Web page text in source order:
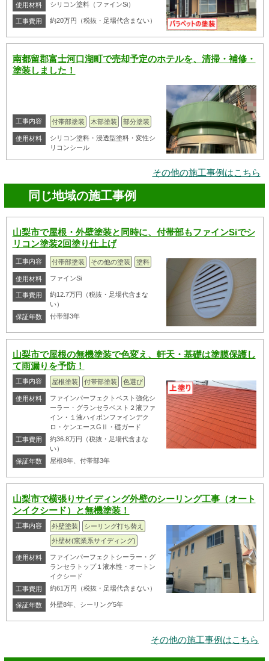
使用材料 シリコン塗料（ファインSi）
工事費用 約20万円（税抜・足場代含まない）
南都留郡富士河口湖町で売却予定のホテルを、清掃・補修・
塗装しました！
工事内容 付帯部塗装 木部塗装 部分塗装
使用材料
シリコン塗料・浸透型塗料・変性シ
リコンシール
その他の施工事例はこちら
同じ地域の施工事例
山梨市で屋根・外壁塗装と同時に、付帯部もファインSiでシ
リコン塗装2回塗り仕上げ
工事内容 付帯部塗装 その他の塗装 塗料
使用材料 ファインSi
工事費用
約12.7万円（税抜・足場代含まな
い）
保証年数
付帯部3年
山梨市で屋根の無機塗装で色変え、軒天・基礎は塗膜保護し
て雨漏りを予防！
工事内容 屋根塗装 付帯部塗装 色選び
使用材料
ファインパーフェクトベスト強化シ
ーラー・グランセラベスト２液ファ
イン・１液ハイポンファインデク
ロ・ケンエースGⅡ・礎ガード
工事費用
約36.8万円（税抜・足場代含まな
い）
保証年数
屋根8年、付帯部3年
山梨市で横張りサイディング外壁のシーリング工事（オート
ンイクシード）と無機塗装！
工事内容 外壁塗装
シーリング打ち替え
外壁材(窯業系サイディング)
使用材料
ファインパーフェクトシーラー・グ
ランセラトップ１液水性・オートン
イクシード
工事費用
約61万円（税抜・足場代含まない）
保証年数 外壁8年、シーリング5年
その他の施工事例はこちら